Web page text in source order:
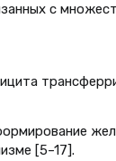
с
[5–17].